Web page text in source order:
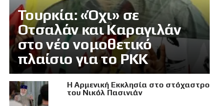
Τουρκία: «Όχι» σε
Οτσαλάν και Καραγιλάν
στο νέο νομοθετικό
πλαίσιο για το PKK
Η Αρμενική Εκκλησία στο στόχαστρο
του Νικόλ Πασινιάν